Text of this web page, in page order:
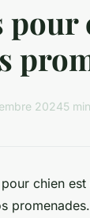
pour
20245
chien